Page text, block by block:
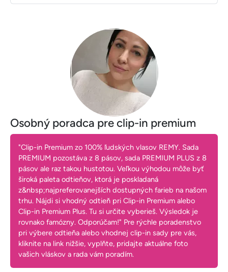
Osobný poradca pre clip-in premium
"Clip-in Premium zo 100% ľudských vlasov REMY. Sada
PREMIUM pozostáva z 8 pásov, sada PREMIUM PLUS z 8
pásov ale raz takou hustotou. Veľkou výhodou môže byť
široká paleta odtieňov, ktorá je poskladaná
z&nbsp;najpreferovanejších dostupných farieb na našom
trhu. Nájdi si vhodný odtieň pri Clip-in Premium alebo
Clip-in Premium Plus. Tu si určite vyberieš. Výsledok je
rovnako famózny. Odporúčam!" Pre rýchle poradenstvo
pri výbere odtieňa alebo vhodnej clip-in sady pre vás,
kliknite na link nižšie, vyplňte, pridajte aktuálne foto
vašich vláskov a rada vám poradím.